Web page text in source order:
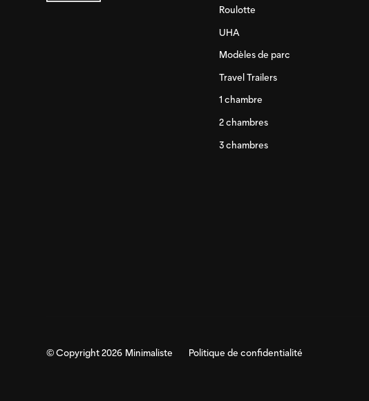
Roulotte
UHA
Modèles de parc
Travel Trailers
1 chambre
2 chambres
3 chambres
© Copyright2026 Minimaliste Politique de confidentialité